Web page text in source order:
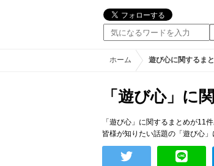
ホーム 遊び心に関するま
「遊び心」に
「遊び心」に関するまとめが11件
皆様が知りたい話題の「遊び心